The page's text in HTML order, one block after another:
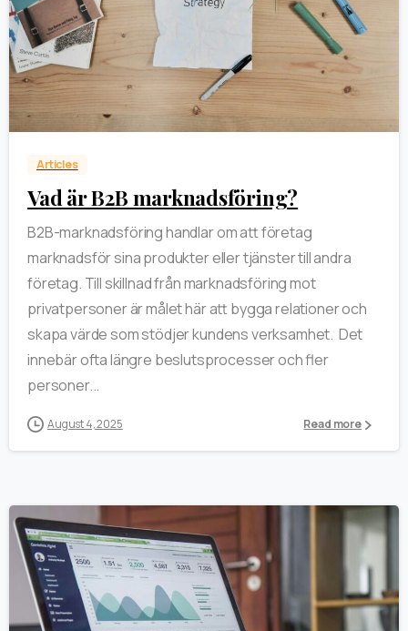
Articles
Vad är B2B marknadsföring?
B2B-marknadsföring handlar om att företag
marknadsför sina produkter eller tjänster till andra
företag. Till skillnad från marknadsföring mot
privatpersoner är målet här att bygga relationer och
skapa värde som stödjer kundens verksamhet. Det
innebär ofta längre beslutsprocesser och fler
personer...
August 4, 2025 Read more